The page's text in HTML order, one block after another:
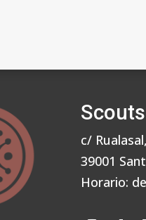
c/
39001
Horario: